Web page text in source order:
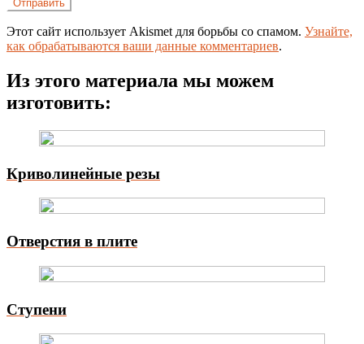
Этот сайт использует Akismet для борьбы со спамом. Узнайте,
как обрабатываются ваши данные комментариев.
Из этого материала мы можем
изготовить:
Криволинейные резы
Отверстия в плите
Ступени